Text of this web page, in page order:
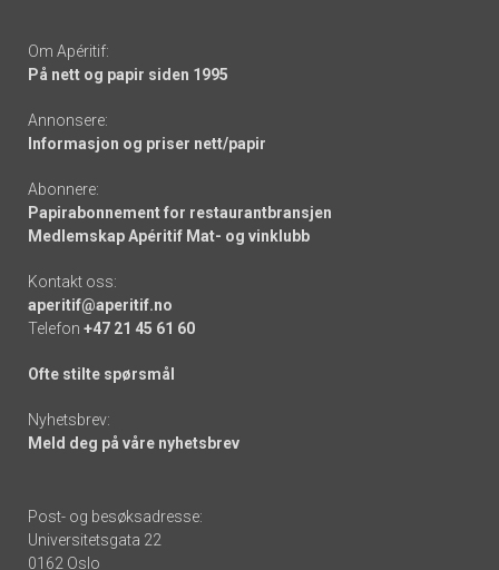
Om Apéritif:
På nett og papir siden 1995
Annonsere:
Informasjon og priser nett/papir
Abonnere:
Papirabonnement for restaurantbransjen
Medlemskap Apéritif Mat- og vinklubb
Kontakt oss:
aperitif@aperitif.no
Telefon +47 21 45 61 60
Ofte stilte spørsmål
Nyhetsbrev:
Meld deg på våre nyhetsbrev
Post- og besøksadresse:
Universitetsgata 22
0162 Oslo